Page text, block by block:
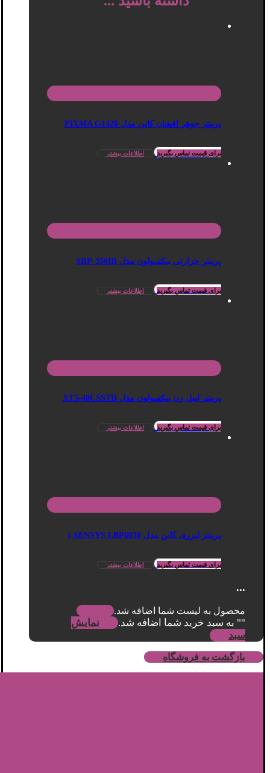
پرینتر جوهر افشان کانن مدل PIXMA G1420
برای قیمت تماس بگیرید اطلاعات بیشتر
پرینتر حرارتی بیکسولون مدل SRP-350III
برای قیمت تماس بگیرید اطلاعات بیشتر
پرینتر لیبل زن بیکسولون مدل XT5-40CSSTD
برای قیمت تماس بگیرید اطلاعات بیشتر
پرینتر لیزری کانن مدل i-SENSYS LBP6030
برای قیمت تماس بگیرید اطلاعات بیشتر
...
محصول به لیست شما اضافه شد.
"" به سبد خرید شما اضافه شد.
نمایش
سبد
بازگشت به فروشگاه